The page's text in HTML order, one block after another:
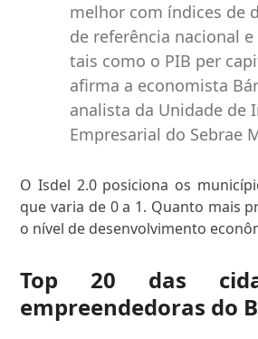
melhor com índices de
de referência nacional
tais como o PIB per
afirma a economista
analista da Unidade de
Empresarial do Sebrae
O Isdel 2.0 posiciona os
que varia de 0 a 1. Quanto mais
o nível de desenvolvimento
Top 20 das
empreendedoras do